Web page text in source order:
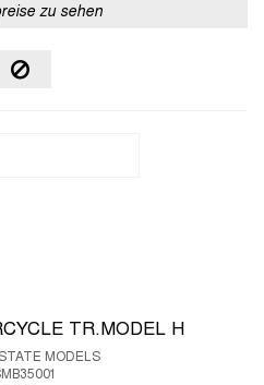
zu sehen
TR.MODEL H
MODELS